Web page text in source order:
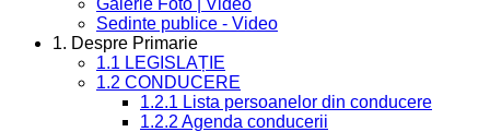
Galerie Foto | Video
Sedinte publice - Video
1. Despre Primarie
1.1 LEGISLAȚIE
1.2 CONDUCERE
1.2.1 Lista persoanelor din conducere
1.2.2 Agenda conducerii